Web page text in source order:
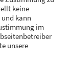
keine
kann
im
unsere